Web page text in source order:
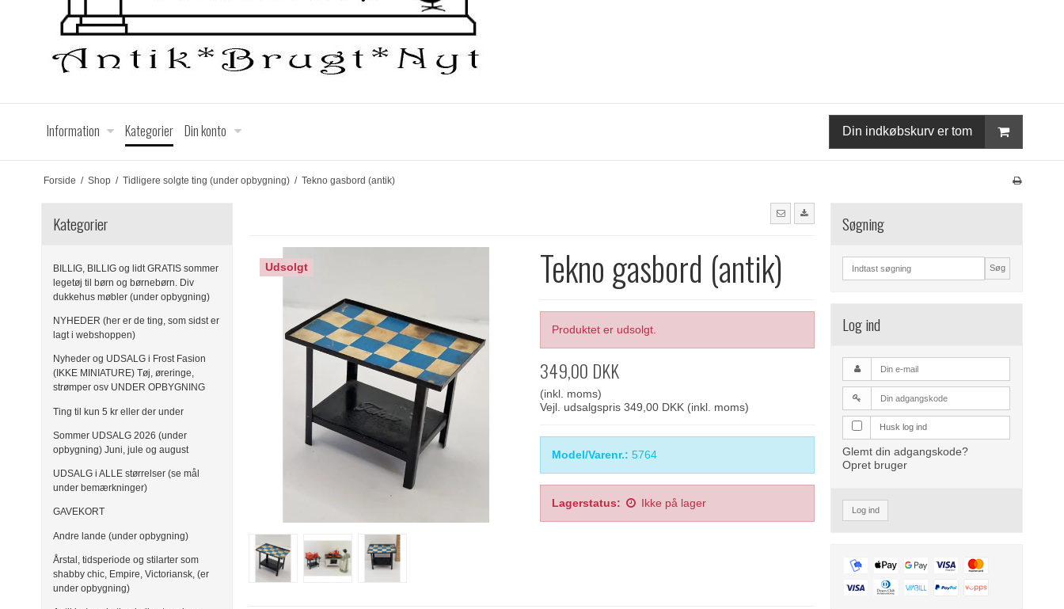
Information Kategorier Din konto Din indkøbskurv er tom
Forside / Shop / Tidligere solgte ting (under opbygning) / Tekno gasbord (antik)
Kategorier
BILLIG, BILLIG og lidt GRATIS sommer
legetøj til børn og børnebørn. Div
dukkehus møbler (under opbygning)
NYHEDER (her er de ting, som sidst er
lagt i webshoppen)
Nyheder og UDSALG i Frost Fasion
(IKKE MINIATURE) Tøj, øreringe,
strømper osv UNDER OPBYGNING
Ting til kun 5 kr eller der under
Sommer UDSALG 2026 (under
opbygning) Juni, jule og august
UDSALG i ALLE størrelser (se mål
under bemærkninger)
GAVEKORT
Andre lande (under opbygning)
Årstal, tidsperiode og stilarter som
shabby chic, Empire, Victoriansk, (er
under opbygning)
Udsolgt Tekno gasbord (antik)
Produktet er udsolgt.
349,00 DKK
(inkl. moms)
Vejl. udsalgspris 349,00 DKK (inkl. moms)
Model/Varenr.: 5764
Lagerstatus: Ikke på lager
Søgning
Søg
Log ind
Husk log ind
Glemt din adgangskode?
Opret bruger
Log ind